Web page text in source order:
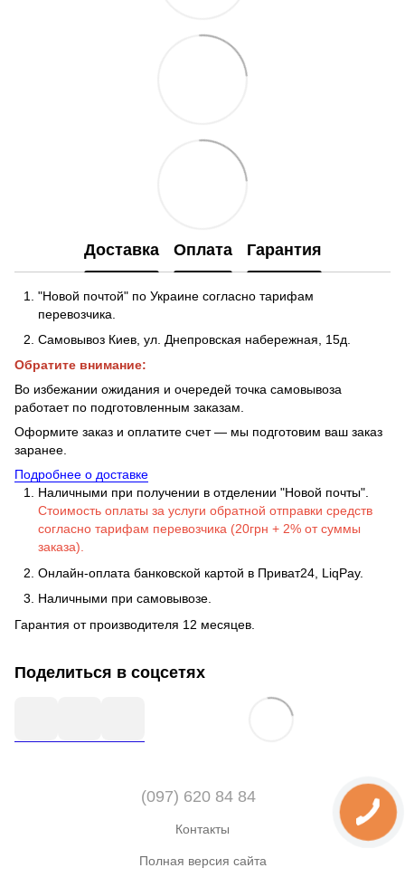
Доставка Оплата Гарантия
"Новой почтой" по Украине согласно тарифам
перевозчика.
Самовывоз Киев, ул. Днепровская набережная , 15д.
Обратите внимание:
Во избежании ожидания и очередей точка самовывоза
работает по подготовленным заказам.
Оформите заказ и оплатите счет — мы подготовим ваш заказ
заранее.
Подробнее о доставке
Наличными при получении в отделении "Новой почты".
Стоимость оплаты за услуги обратной отправки средств
согласно тарифам перевозчика (20грн + 2% от суммы
заказа).
Онлайн-оплата банковской картой в Приват24, LiqPay.
Наличными при самовывозе.
Гарантия от производителя 12 месяцев.
Поделиться в соцсетях
(097) 620 84 84
Контакты
Полная версия сайта